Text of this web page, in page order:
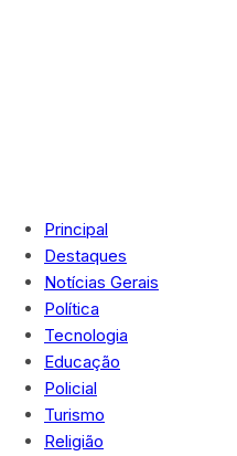
Principal
Destaques
Notícias Gerais
Política
Tecnologia
Educação
Policial
Turismo
Religião